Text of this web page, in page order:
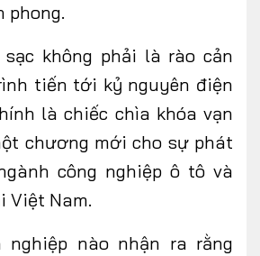
phong.
không phải là rào cản
tiến tới kỷ nguyên điện
là chiếc chìa khóa vạn
chương mới cho sự phát
công nghiệp ô tô và
Việt Nam.
nghiệp nào nhận ra rằng